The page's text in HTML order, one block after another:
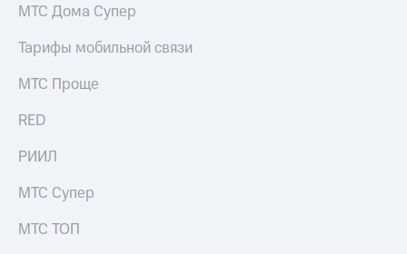
МТС Дома Супер
Тарифы мобильной связи
МТС Проще
RED
РИИЛ
МТС Супер
МТС ТОП